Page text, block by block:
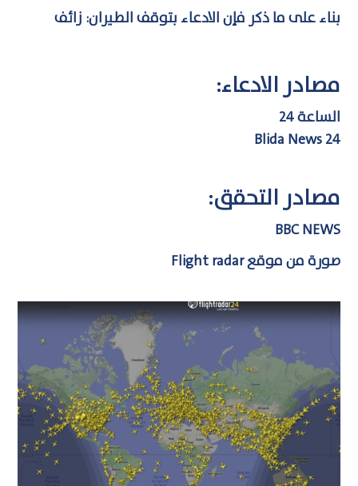
بناء على ما ذكر فإن الادعاء بتوقف الطيران: زائف
مصادر الادعاء:
الساعة 24
Blida News 24
مصادر التحقق:
BBC NEWS
صورة من موقع Flight radar